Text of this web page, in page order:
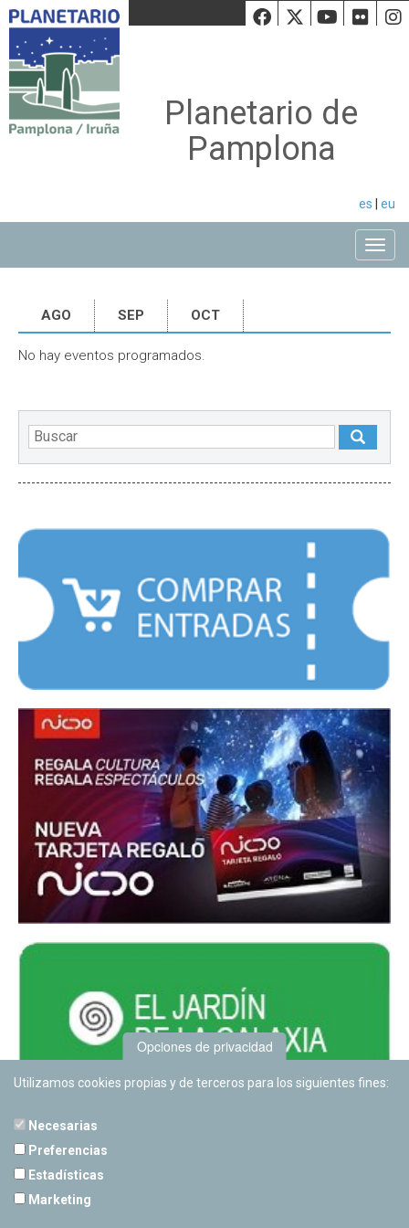
Facebook
Twiiter
Planetario de
Pamplona
es eu
AGO SEP OCT
No hay eventos programados.
Opciones de privacidad
Utilizamos cookies propias y de terceros para los siguientes fines:
Necesarias
Preferencias
Estadísticas
Marketing